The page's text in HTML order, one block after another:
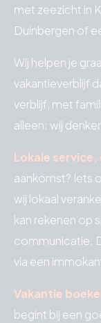
met zeezicht in
Duinbergen of
Wij helpen je
vakantieverblijf
verblijf, met
alleen: wij
Lokale
aankomst? Iets
wij lokaal
kan rekenen op
communicatie.
via een
Vakantie
begint bij een